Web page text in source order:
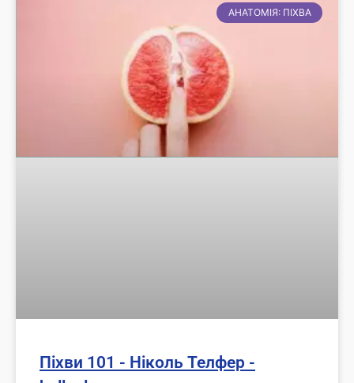
АНАТОМІЯ: ПІХВА
Піхви 101 - Ніколь Телфер -